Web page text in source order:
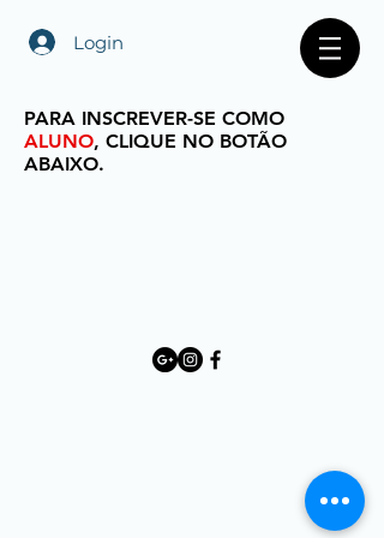
Login
PARA INSCREVER-SE COMO
ALUNO, CLIQUE NO BOTÃO
ABAIXO.